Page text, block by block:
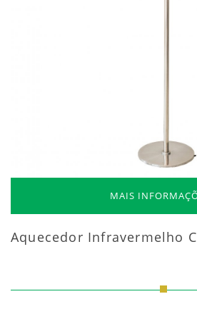
MAIS
Aquecedor Infravermelho